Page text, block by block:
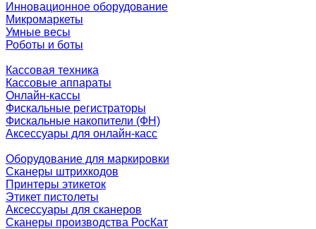
Инновационное оборудование
Микромаркеты
Умные весы
Роботы и боты
Кассовая техника
Кассовые аппараты
Онлайн-кассы
Фискальные регистраторы
Фискальные накопители (ФН)
Аксессуары для онлайн-касс
Оборудование для маркировки
Сканеры штрихкодов
Принтеры этикеток
Этикет пистолеты
Аксессуары для сканеров
Сканеры производства РосКат